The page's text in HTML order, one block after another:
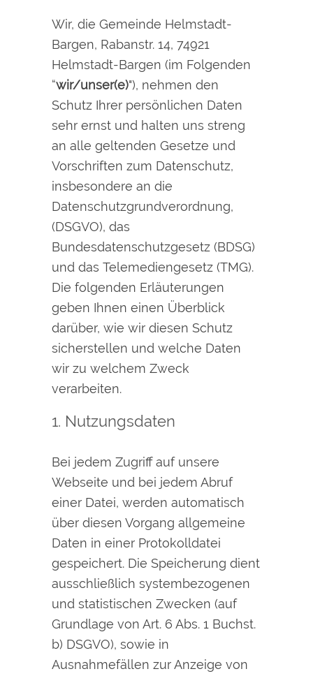
Wir, die Gemeinde Helmstadt-
Bargen, Rabanstr. 14, 74921
Helmstadt-Bargen (im Folgenden
“wir/unser(e)"), nehmen den
Schutz Ihrer persönlichen Daten
sehr ernst und halten uns streng
an alle geltenden Gesetze und
Vorschriften zum Datenschutz,
insbesondere an die
Datenschutzgrundverordnung,
(DSGVO), das
Bundesdatenschutzgesetz (BDSG)
und das Telemediengesetz (TMG).
Die folgenden Erläuterungen
geben Ihnen einen Überblick
darüber, wie wir diesen Schutz
sicherstellen und welche Daten
wir zu welchem Zweck
verarbeiten.
1. Nutzungsdaten
Bei jedem Zugriff auf unsere
Webseite und bei jedem Abruf
einer Datei, werden automatisch
über diesen Vorgang allgemeine
Daten in einer Protokolldatei
gespeichert. Die Speicherung dient
ausschließlich systembezogenen
und statistischen Zwecken (auf
Grundlage von Art. 6 Abs. 1 Buchst.
b) DSGVO), sowie in
Ausnahmefällen zur Anzeige von